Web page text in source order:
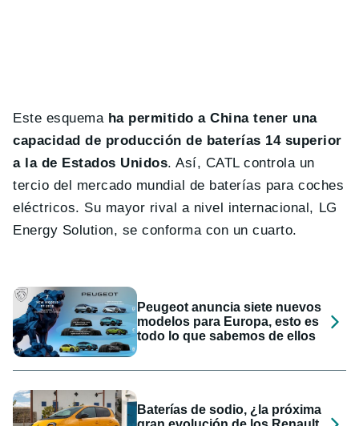
Este esquema ha permitido a China tener una
capacidad de producción de baterías 14 superior
a la de Estados Unidos. Así, CATL controla un
tercio del mercado mundial de baterías para coches
eléctricos. Su mayor rival a nivel internacional, LG
Energy Solution, se conforma con un cuarto.
Peugeot anuncia siete nuevos
modelos para Europa, esto es
todo lo que sabemos de ellos
Baterías de sodio, ¿la próxima